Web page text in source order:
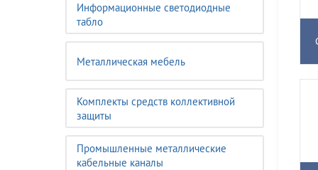
Информационные светодиодные
табло
Металлическая мебель
Комплекты средств коллективной
защиты
Промышленные металлические
кабельные каналы